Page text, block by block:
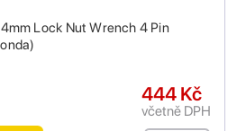
Lock Nut Wrench 4 Pin
444 Kč
včetně DPH